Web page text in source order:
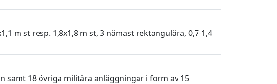
m st resp. 1,8x1,8 m st, 3 nämast rektangulära, 0,7-1,4
samt 18 övriga militära anläggningar i form av 15